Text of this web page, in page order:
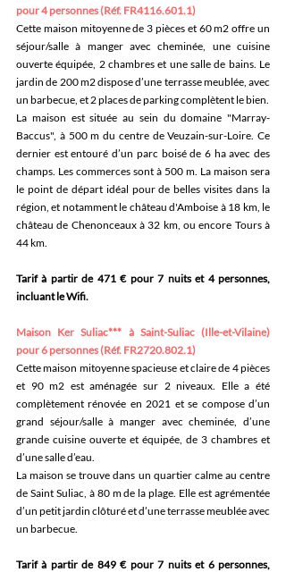
pour 4 personnes (Réf. FR4116.601.1)
Cette maison mitoyenne de 3 pièces et 60 m2 offre un
séjour/salle à manger avec cheminée, une cuisine
ouverte équipée, 2 chambres et une salle de bains. Le
jardin de 200 m2 dispose d’une terrasse meublée, avec
La maison est située au sein du domaine "Marray-
Baccus", à 500 m du centre de Veuzain-sur-Loire. Ce
dernier est entouré d’un parc boisé de 6 ha avec des
champs. Les commerces sont à 500 m. La maison sera
le point de départ idéal pour de belles visites dans la
région, et notamment le château d'Amboise à 18 km, le
château de Chenonceaux à 32 km, ou encore Tours à
44 km.
Tarif à partir de 471 € pour 7 nuits et 4 personnes,
incluant le Wifi.
Maison Ker Suliac*** à Saint-Suliac (Ille-et-Vilaine)
pour 6 personnes (Réf. FR2720.802.1)
Cette maison mitoyenne spacieuse et claire de 4 pièces
et 90 m2 est aménagée sur 2 niveaux. Elle a été
complètement rénovée en 2021 et se compose d’un
grand séjour/salle à manger avec cheminée, d’une
grande cuisine ouverte et équipée, de 3 chambres et
d’une salle d’eau.
La maison se trouve dans un quartier calme au centre
de Saint Suliac, à 80 m de la plage. Elle est agrémentée
d’un petit jardin clôturé et d’une terrasse meublée avec
un barbecue.
Tarif à partir de 849 € pour 7 nuits et 6 personnes,